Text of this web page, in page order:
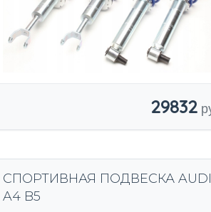
29832
СПОРТИВНАЯ ПОДВЕСКА AUDI
A4 B5